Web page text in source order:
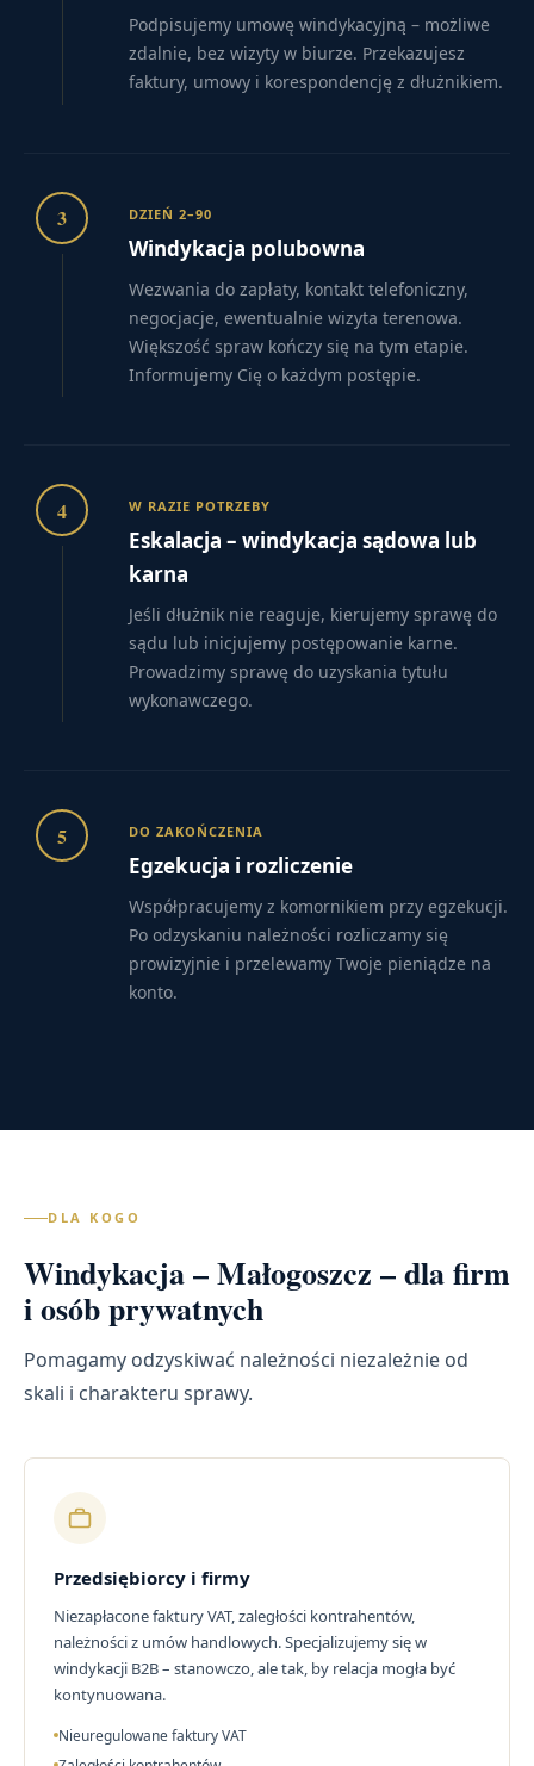
Podpisujemy umowę windykacyjną – możliwe
zdalnie, bez wizyty w biurze. Przekazujesz
faktury, umowy i korespondencję z dłużnikiem.
3 DZIEŃ 2–90
Windykacja polubowna
Wezwania do zapłaty, kontakt telefoniczny,
negocjacje, ewentualnie wizyta terenowa.
Większość spraw kończy się na tym etapie.
Informujemy Cię o każdym postępie.
4 W RAZIE POTRZEBY
Eskalacja – windykacja sądowa lub
karna
Jeśli dłużnik nie reaguje, kierujemy sprawę do
sądu lub inicjujemy postępowanie karne.
Prowadzimy sprawę do uzyskania tytułu
wykonawczego.
5 DO ZAKOŃCZENIA
Egzekucja i rozliczenie
Współpracujemy z komornikiem przy egzekucji.
Po odzyskaniu należności rozliczamy się
prowizyjnie i przelewamy Twoje pieniądze na
konto.
DLA KOGO
Windykacja – Małogoszcz – dla firm
i osób prywatnych
Pomagamy odzyskiwać należności niezależnie od
skali i charakteru sprawy.
Przedsiębiorcy i firmy
Niezapłacone faktury VAT, zaległości kontrahentów,
należności z umów handlowych. Specjalizujemy się w
windykacji B2B – stanowczo, ale tak, by relacja mogła być
kontynuowana.
Nieuregulowane faktury VAT